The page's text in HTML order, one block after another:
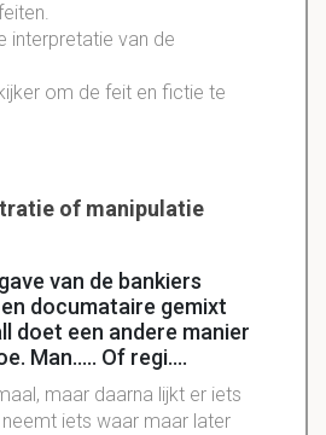
interpretatie van de
om de feit en fictie te
of manipulatie
van de bankiers
documataire gemixt
doet een andere manier
Man..... Of regi....
maar daarna lijkt er iets
iets waar maar later